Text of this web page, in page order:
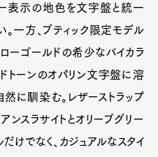
ー表示の地色を文字盤と統一
一方、ブティック限定モデル
ローゴールドの希少なバイカラ
トーンのオパリン文字盤に溶
然に馴染む。レザーストラップ
スラサイトとオリーブグリー
けでなく、カジュアルなスタイ